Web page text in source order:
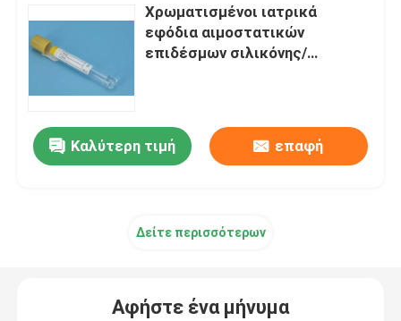
Ιατρικό κιβώτιο δειγμάτων
απορροφητικά μανίκια
ιατρικά απορροφητικά μαξιλάρια
Κιβώτια μεταφορών ψυκτικών ουσιών
Χρωματισμένοι ιατρικά
εφόδια αιμοστατικών
επιδέσμων σιλικόνης/
Καλύτερη τιμή
επαφή
Δείτε περισσότερων
Αφήστε ένα μήνυμα